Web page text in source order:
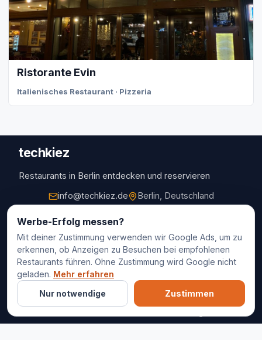
Ristorante Evin
Italienisches Restaurant · Pizzeria
techkiez
Restaurants in Berlin entdecken und reservieren
info@techkiez.de
Berlin, Deutschland
Restaurants
Restaurantauswahl
Für Unternehmen
Kontakt
© 2025 techkiez. Alle Rechte vorbehalten.
Werbe-Erfolg messen?
Mit deiner Zustimmung verwenden wir Google Ads, um zu
erkennen, ob Anzeigen zu Besuchen bei empfohlenen
Restaurants führen. Ohne Zustimmung wird Google nicht
geladen. Mehr erfahren
Nur notwendige
Zustimmen